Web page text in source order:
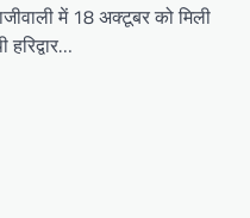
में 18 अक्टूबर को मिली